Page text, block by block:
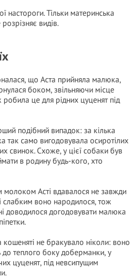
настороги. Тільки материнська
видів.
що Аста прийняла малюка,
боком, звільняючи місце
робила це для рідних цуценят під
подібний випадок: за кілька
так само вигодовувала осиротілих
свинок. Схоже, у цієї собаки був
в родину будь-кого, хто
молоком Асті вдавалося не завжди
воно народилося, тож
доводилося догодовувати малюка
не бракувало ніколи: воно
до теплого боку доберманки, у
цуценят, під невсипущим